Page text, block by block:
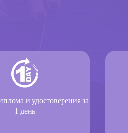
и удостоверения за
1 день